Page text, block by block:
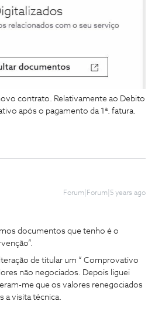
contrato. Relativamente ao Debito
após o pagamento da 1ª. fatura.
Forum|Forum|5 years ago
documentos que tenho é o
de titular um “ Comprovativo
não negociados. Depois liguei
me que os valores renegociados
a visita técnica.